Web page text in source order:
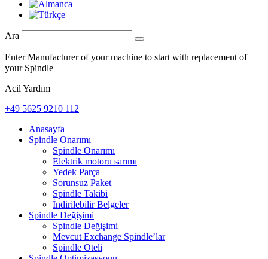
Ara
Enter Manufacturer of your machine to start with replacement of
your Spindle
Acil Yardım
+49 5625 9210 112
Anasayfa
Spindle Onarımı
Spindle Onarımı
Elektrik motoru sarımı
Yedek Parça
Sorunsuz Paket
Spindle Takibi
İndirilebilir Belgeler
Spindle Değişimi
Spindle Değişimi
Mevcut Exchange Spindle’lar
Spindle Oteli